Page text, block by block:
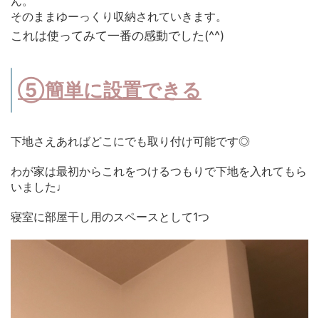
そのままゆーっくり収納されていきます。
これは使ってみて一番の感動でした(^^)
⑤簡単に設置できる
下地さえあればどこにでも取り付け可能です◎
わが家は最初からこれをつけるつもりで下地を入れてもら
いました♩
寝室に部屋干し用のスペースとして1つ